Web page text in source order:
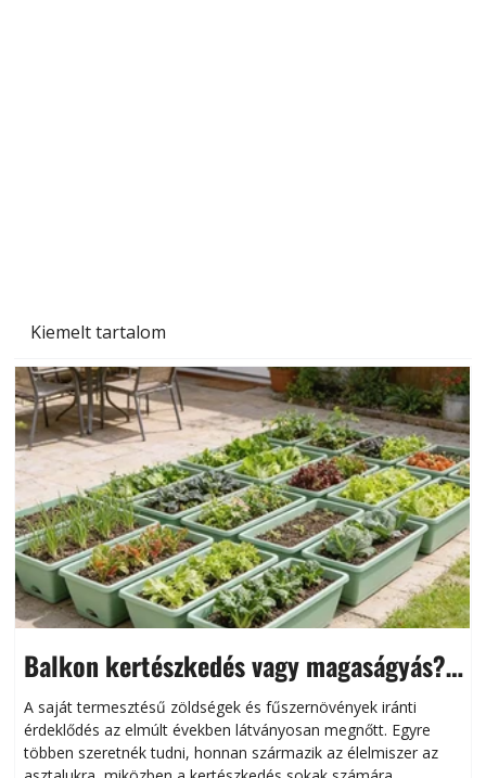
Kiemelt tartalom
Balkon kertészkedés vagy magaságyás?
Helytakarékos kertészkedés
A saját termesztésű zöldségek és fűszernövények iránti
érdeklődés az elmúlt években látványosan megnőtt. Egyre
többen szeretnék tudni, honnan származik az élelmiszer az